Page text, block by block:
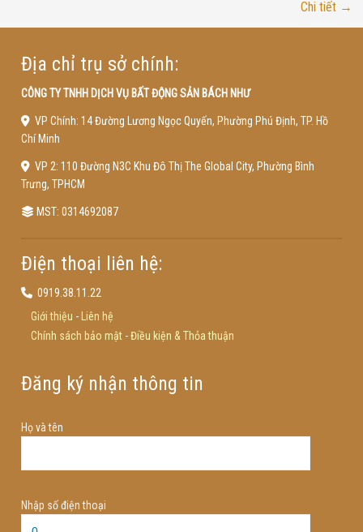
Chi tiết →
Địa chỉ trụ sở chính:
CÔNG TY TNHH DỊCH VỤ BẤT ĐỘNG SẢN BÁCH NHƯ
VP Chính: 14 Đường Lương Ngọc Quyến, Phường Phú Định, TP. Hồ
Chí Minh
VP 2: 110 Đường N3C Khu Đô Thị The Global City, Phường Bình
Trưng, TPHCM
MST: 0314692087
Điện thoại liên hệ:
0919.38.11.22
Giới thiệu - Liên hệ
Chính sách bảo mật-Điều kiện & Thỏa thuận
Đăng ký nhận thông tin
Họ và tên
Nhập số điện thoại